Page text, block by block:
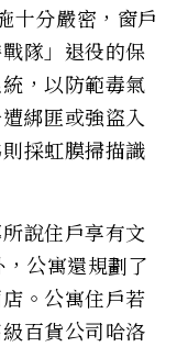
分嚴密，窗戶
隊」退役的保
，以防範毒氣
綁匪或強盜入
採虹膜掃描識
說住戶享有文
公寓還規劃了
。公寓住戶若
百貨公司哈洛